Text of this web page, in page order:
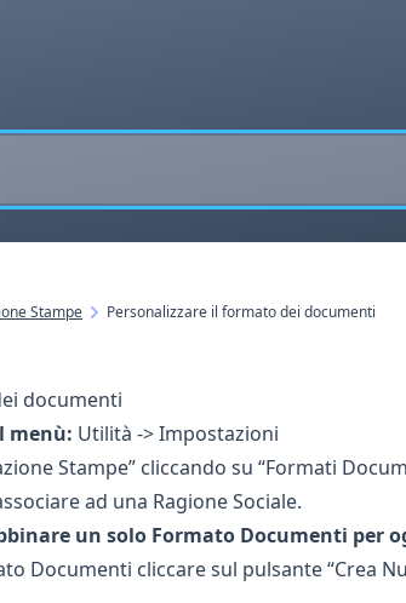
Stampe Personalizzare il formato dei documenti
documenti
menù: Utilità -> Impostazioni
Stampe” cliccando su “Formati
ad una Ragione Sociale.
un solo Formato Documenti per
Documenti cliccare sul pulsante “Crea